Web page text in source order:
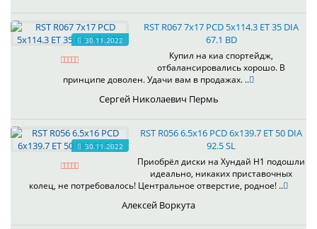
30.11.2022
RST R067 7x17 PCD 5x114.3 ET 35 DIA
67.1 BD
Купил на киа спортейдж,
отбалансировались хорошо. В
принципе доволен. Удачи вам в продажах. ..
Сергей Николаевич Пермь
30.11.2022
RST R056 6.5x16 PCD 6x139.7 ET 50 DIA
92.5 SL
Приобрёл диски на Хундай H1 подошли
идеально, никаких приставочных
колец, не потребовалось! Центральное отверстие, родное! ..
Алексей Воркута